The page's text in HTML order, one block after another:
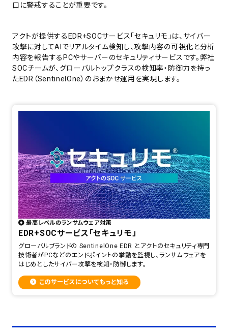
口に警戒することが重要です。
アクトが提供するEDR+SOCサービス「セキュリモ」は、サイバー
攻撃に対してAIでリアルタイム検知し、攻撃内容の可視化と分析
内容を報告するPCやサーバーのセキュリティサービスです。弊社
SOCチームが、グローバルトップクラスの検知率・防御力を持っ
たEDR（SentinelOne）のおまかせ運用を実現します。
最高レベルのランサムウェア対策
EDR+SOCサービス「セキュリモ」
グローバルブランドの SentinelOne EDR とアクトのセキュリティ専門
技術者がPCなどのエンドポイントの挙動を監視し、ランサムウェアを
はじめとしたサイバー攻撃を検知・防御します。
このサービスについてもっと知る